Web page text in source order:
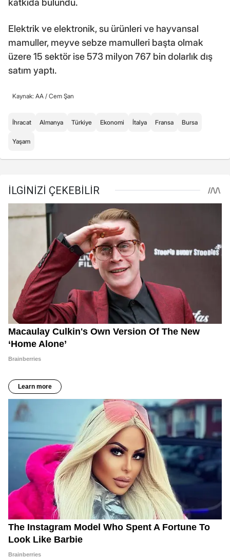
katkıda bulundu.
Elektrik ve elektronik, su ürünleri ve hayvansal
mamuller, meyve sebze mamulleri başta olmak
üzere 15 sektör ise 573 milyon 767 bin dolarlık dış
satım yaptı.
Kaynak: AA / Cem Şan
İhracat Almanya Türkiye Ekonomi İtalya Fransa Bursa
Yaşam